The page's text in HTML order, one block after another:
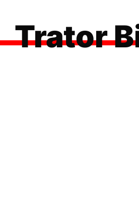
Trator